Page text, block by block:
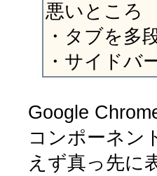
悪いところ
・タブを多
・サイドバ
Google
コンポーネン
えず真っ先に